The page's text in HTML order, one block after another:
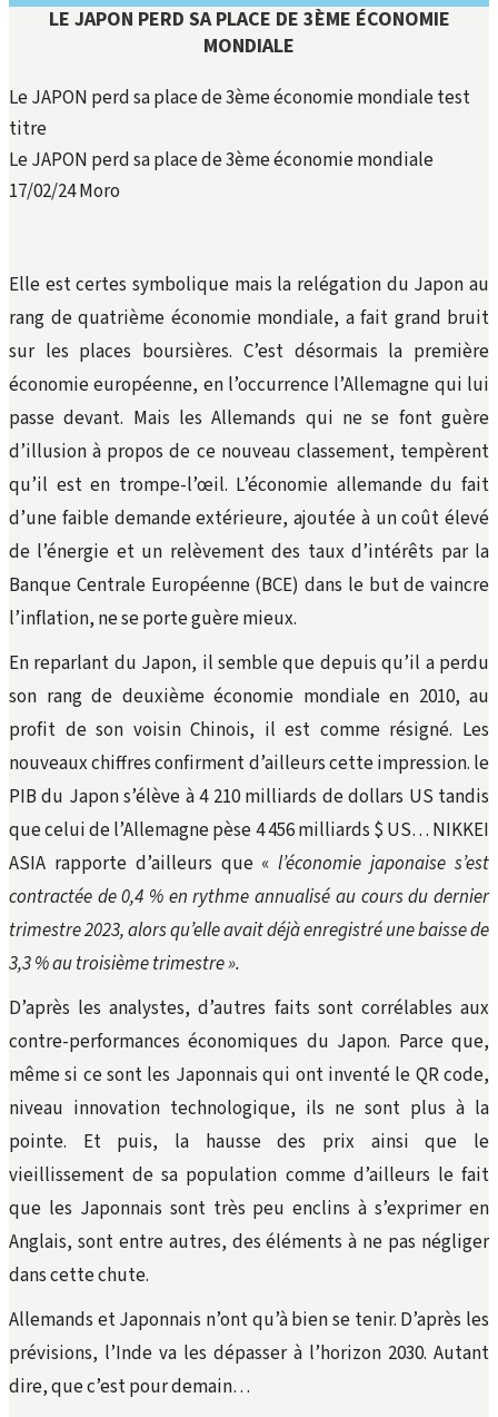
LE JAPON PERD SA PLACE DE 3ÈME ÉCONOMIE
MONDIALE
Le JAPON perd sa place de 3ème économie mondiale test
titre
Le JAPON perd sa place de 3ème économie mondiale
17/02/24Moro
Elle est certes symbolique mais la relégation du Japon au
rang de quatrième économie mondiale, a fait grand bruit
sur les places boursières. C’est désormais la première
économie européenne, en l’occurrence l’Allemagne qui lui
passe devant. Mais les Allemands qui ne se font guère
d’illusion à propos de ce nouveau classement, tempèrent
qu’il est en trompe-l’œil. L’économie allemande du fait
d’une faible demande extérieure, ajoutée à un coût élevé
de l’énergie et un relèvement des taux d’intérêts par la
Banque Centrale Européenne (BCE) dans le but de vaincre
l’inflation, ne se porte guère mieux.
En reparlant du Japon, il semble que depuis qu’il a perdu
son rang de deuxième économie mondiale en 2010, au
profit de son voisin Chinois, il est comme résigné. Les
nouveaux chiffres confirment d’ailleurs cette impression. le
PIB du Japon s’élève à 4 210 milliards de dollars US tandis
que celui de l’Allemagne pèse 4 456 milliards $ US… NIKKEI
ASIA rapporte d’ailleurs que «l’économie japonaise s’est
contractée de 0,4 % en rythme annualisé au cours du dernier
trimestre 2023, alors qu’elle avait déjà enregistré une baisse de
3,3 % au troisième trimestre ».
D’après les analystes, d’autres faits sont corrélables aux
contre-performances économiques du Japon. Parce que,
même si ce sont les Japonnais qui ont inventé le QR code,
niveau innovation technologique, ils ne sont plus à la
pointe. Et puis, la hausse des prix ainsi que le
vieillissement de sa population comme d’ailleurs le fait
que les Japonnais sont très peu enclins à s’exprimer en
Anglais, sont entre autres, des éléments à ne pas négliger
dans cette chute.
Allemands et Japonnais n’ont qu’à bien se tenir. D’après les
prévisions, l’Inde va les dépasser à l’horizon 2030. Autant
dire, que c’est pour demain…